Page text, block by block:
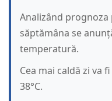
Analizând
săptămâna se
temperatură.
Cea mai caldă zi va
38°C.